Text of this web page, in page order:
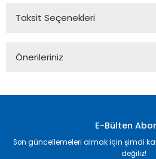
Taksit Seçenekleri
Önerileriniz
Görüş ve önerileriniz için teşekkür
Ürün resmi kalitesiz, bozuk veya
E-Bülten
Son güncellemeleri almak için şimdi
değiliz!